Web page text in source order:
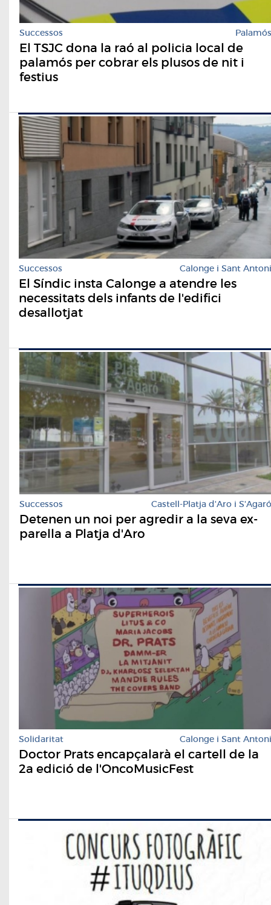
Successos Palamós
El TSJC dona la raó al policia local de
palamós per cobrar els plusos de nit i
festius
Successos Calonge i Sant Antoni
El Síndic insta Calonge a atendre les
necessitats dels infants de l'edifici
desallotjat
Successos Castell-Platja d'Aro i S'Agaró
Detenen un noi per agredir a la seva ex-
parella a Platja d'Aro
Solidaritat Calonge i Sant Antoni
Doctor Prats encapçalarà el cartell de la
2a edició de l'OncoMusicFest